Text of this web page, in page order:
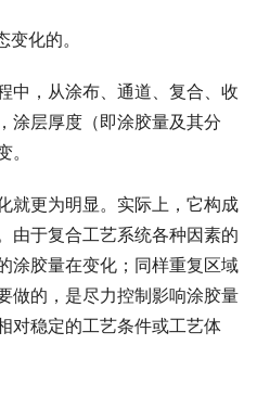
化的。
中，从涂布、通道、复合、收
涂层厚度（即涂胶量及其分
就更为明显。实际上，它构成
由于复合工艺系统各种因素的
涂胶量在变化；同样重复区域
做的，是尽力控制影响涂胶量
对稳定的工艺条件或工艺体